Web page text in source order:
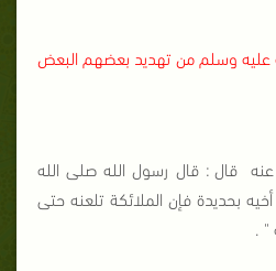
عليه وسلم من تهديد بعضهم البعض
قال : قال رسول الله صلى الله
بحديدة فإن الملائكة تلعنه حتى
" .